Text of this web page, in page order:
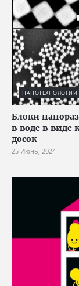
НАНОТЕХНОЛОГИИ
Блоки
в воде в
досок
25 Июнь, 2024